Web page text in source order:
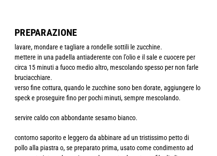
PREPARAZIONE
lavare, mondare e tagliare a rondelle sottili le zucchine.
mettere in una padella antiaderente con l’olio e il sale e cuocere per
circa 15 minuti a fuoco medio altro, mescolando spesso per non farle
bruciacchiare.
verso fine cottura, quando le zucchine sono ben dorate, aggiungere lo
speck e proseguire fino per pochi minuti, sempre mescolando.
servire caldo con abbondante sesamo bianco.
contorno saporito e leggero da abbinare ad un tristissimo petto di
pollo alla piastra o, se preparato prima, usato come condimento ad